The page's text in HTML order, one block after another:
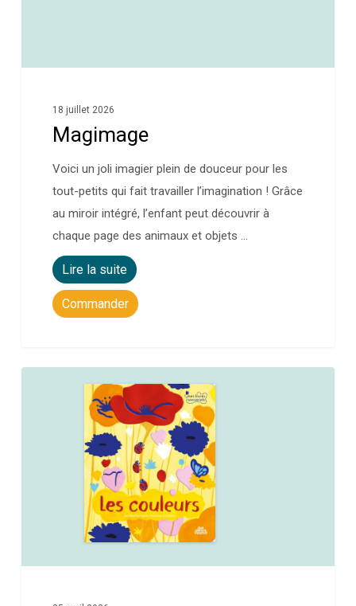
18 juillet 2026
Magimage
Voici un joli imagier plein de douceur pour les
tout-petits qui fait travailler l’imagination ! Grâce
au miroir intégré, l’enfant peut découvrir à
chaque page des animaux et objets …
Lire la suite
Commander
0